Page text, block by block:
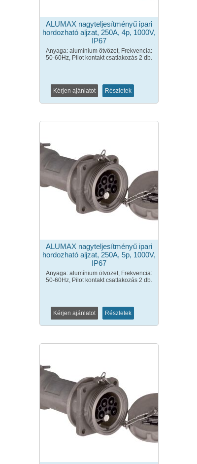
ALUMAX nagyteljesítményű ipari
hordozható aljzat, 250A, 4p, 1000V,
IP67
Anyaga: alumínium ötvözet, Frekvencia:
50-60Hz, Pilot kontakt csatlakozás 2 db.
Kérjen ajánlatot Részletek
ALUMAX nagyteljesítményű ipari
hordozható aljzat, 250A, 5p, 1000V,
IP67
Anyaga: alumínium ötvözet, Frekvencia:
50-60Hz, Pilot kontakt csatlakozás 2 db.
Kérjen ajánlatot Részletek